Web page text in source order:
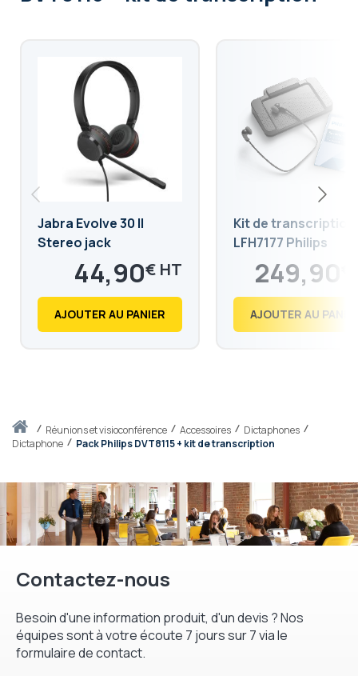
Accueilréunions et visioconférence Accessoires
Dictaphones
Dictaphone
Pack Philips DVT8115 + kit de transcription
Jabra Evolve 30 II
Stereo jack
44,90€
53,88
AJOUTER AU PANIER
Kit de transcription
LFH7177 Philips
249,90
299,88
AJOUTER AU
Contactez-nous
Besoin d'une information produit, d'un devis ? Nos
équipes sont à votre écoute 7 jours sur 7 via le
formulaire de contact.